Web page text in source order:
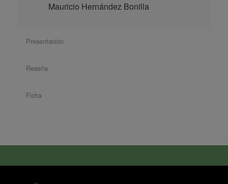
Mauricio Hernández Bonilla
Presentación
Reseña
Ficha